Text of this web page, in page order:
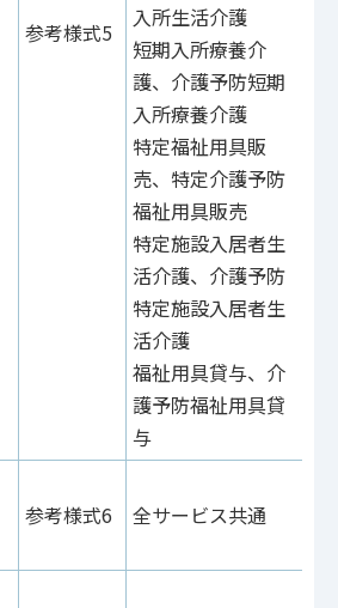
参考様式5
入所生活介護
短期入所療養介
護、介護予防短期
入所療養介護
特定福祉用具販
売、特定介護予防
福祉用具販売
特定施設入居者生
活介護、介護予防
特定施設入居者生
活介護
福祉用具貸与、介
護予防福祉用具貸
与
参考様式6 全サービス共通